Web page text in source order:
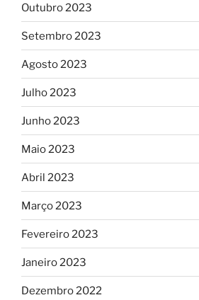
Outubro 2023
Setembro 2023
Agosto 2023
Julho 2023
Junho 2023
Maio 2023
Abril 2023
Março 2023
Fevereiro 2023
Janeiro 2023
Dezembro 2022